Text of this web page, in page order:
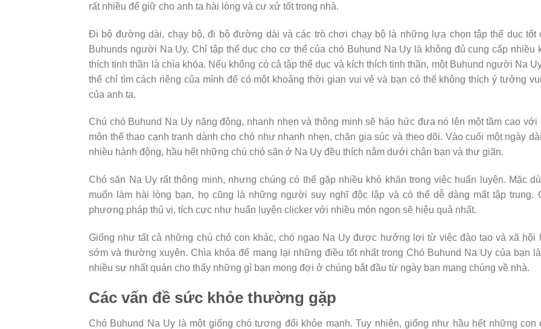
rất nhiều để giữ cho anh ta hài lòng và cư xử tốt trong nhà.
Đi bộ đường dài, chạy bộ, đi bộ đường dài và các trò chơi chạy bộ là những lựa chọn tập thể dục tốt
Buhunds người Na Uy. Chỉ tập thể dục cho cơ thể của chó Buhund Na Uy là không đủ cung cấp nhiều
thích tinh thần là chìa khóa. Nếu không có cả tập thể dục và kích thích tinh thần, một Buhund người Na
thể chỉ tìm cách riêng của mình để có một khoảng thời gian vui vẻ và bạn có thể không thích ý tưởng
của anh ta.
Chú chó Buhund Na Uy năng động, nhanh nhẹn và thông minh sẽ háo hức đưa nó lên một tầm cao với
môn thể thao cạnh tranh dành cho chó như nhanh nhẹn, chăn gia súc và theo dõi. Vào cuối một ngày
nhiều hành động, hầu hết những chú chó săn ở Na Uy đều thích nằm dưới chân bạn và thư giãn.
Chó săn Na Uy rất thông minh, nhưng chúng có thể gặp nhiều khó khăn trong việc huấn luyện. Mặc
muốn làm hài lòng bạn, họ cũng là những người suy nghĩ độc lập và có thể dễ dàng mất tập trung.
phương pháp thú vị, tích cực như huấn luyện clicker với nhiều món ngon sẽ hiệu quả nhất.
Giống như tất cả những chú chó con khác, chó ngao Na Uy được hưởng lợi từ việc đào tạo và xã hội
sớm và thường xuyên. Chìa khóa để mang lại những điều tốt nhất trong Chó Buhund Na Uy của bạn
nhiều sự nhất quán cho thấy những gì bạn mong đợi ở chúng bắt đầu từ ngày bạn mang chúng về nhà.
Các vấn đề sức khỏe thường gặp
Chó Buhund Na Uy là một giống chó tương đối khỏe mạnh. Tuy nhiên, giống như hầu hết những con